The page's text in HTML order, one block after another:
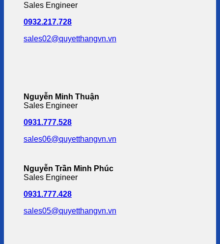
Sales Engineer
0932.217.728
sales02@quyetthangvn.vn
Nguyễn Minh Thuận
Sales Engineer
0931.777.528
sales06@quyetthangvn.vn
Nguyễn Trần Minh Phúc
Sales Engineer
0931.777.428
sales05@quyetthangvn.vn